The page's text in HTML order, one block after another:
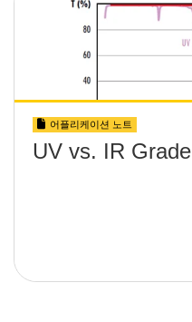
어플리케이션 노트
UV vs. IR